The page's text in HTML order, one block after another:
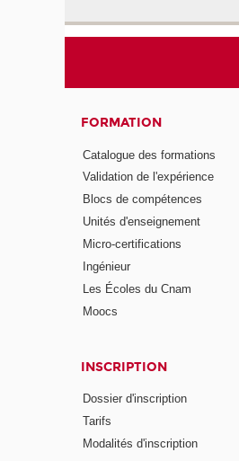
FORMATION
Catalogue des formations
Validation de l'expérience
Blocs de compétences
Unités d'enseignement
Micro-certifications
Ingénieur
Les Écoles du Cnam
Moocs
INSCRIPTION
Dossier d'inscription
Tarifs
Modalités d'inscription